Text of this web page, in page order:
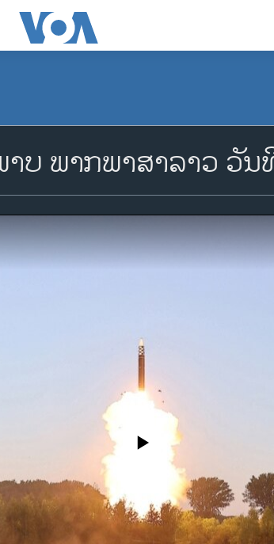
ບ ພາກພາສາລາວ ວັນ
No media source currently available